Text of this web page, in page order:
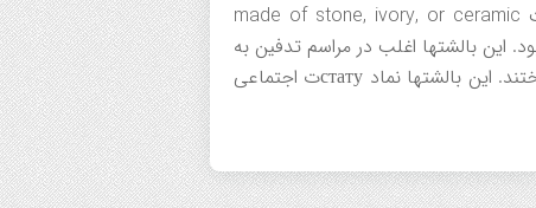
۱. دوران باستان (از حدود ۳۰۰۰ سال قبل از میلاد) مصریان باستان: از بالشتهای سخت made of stone, ivory, or ceramic
این بالشتها اغلب در مراسم تدفین به
کار میرفتند. چین باستان: بالشتهایی از جنس بامبو، چوب، یشم، برنز و porcelain میساختند. این بالشتها نماد статуت اجتماعی